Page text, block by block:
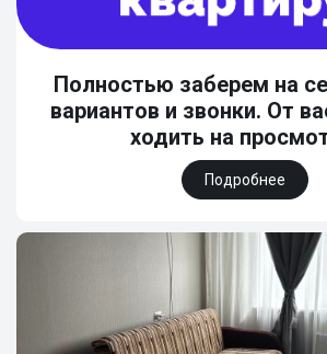
Полностью заберем на
вариантов и звонки. От
ходить на
Подробнее